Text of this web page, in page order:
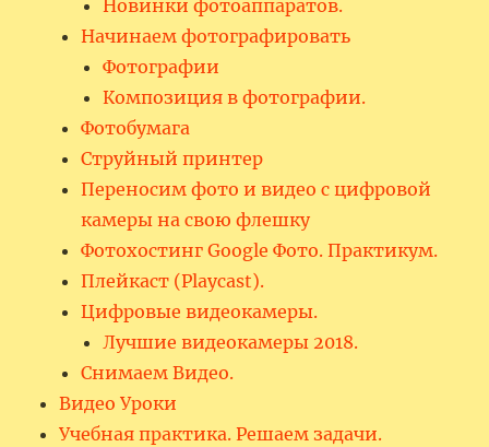
Новинки фотоаппаратов.
Начинаем фотографировать
Фотографии
Композиция в фотографии.
Фотобумага
Струйный принтер
Переносим фото и видео с цифровой
камеры на свою флешку
Фотохостинг Google Фото. Практикум.
Плейкаст (Playcast).
Цифровые видеокамеры.
Лучшие видеокамеры 2018.
Снимаем Видео.
Видео Уроки
Учебная практика. Решаем задачи.